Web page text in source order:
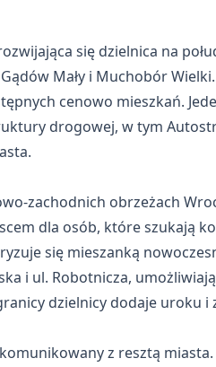
się dzielnica na
Mały i Muchobór
cenowo mieszkań.
drogowej, w tym
zachodnich obrzeżach
dla osób, które szukają
się mieszanką
i ul. Robotnicza,
dzielnicy dodaje uroku
z resztą